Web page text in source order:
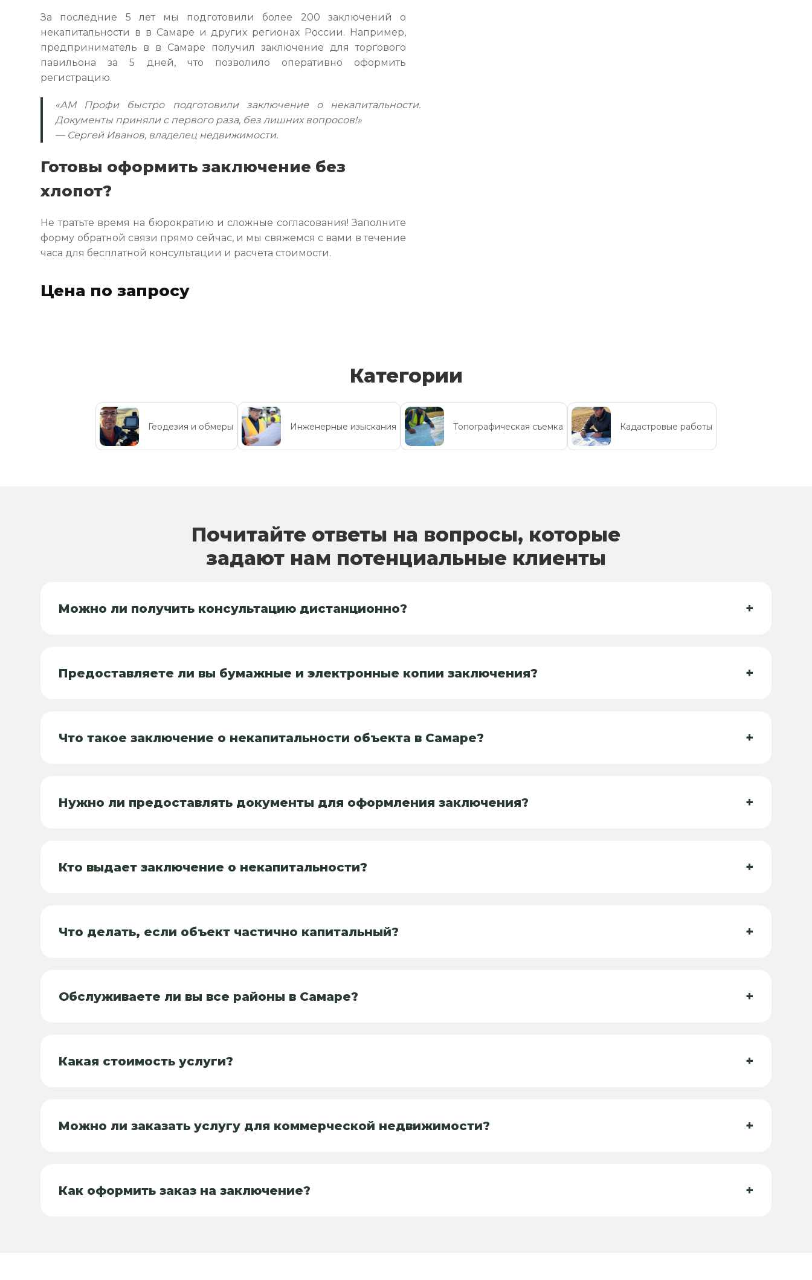
За последние 5 лет мы подготовили более 200 заключений о
некапитальности в в Самаре и других регионах России. Например,
предприниматель в в Самаре получил заключение для торгового
павильона за 5 дней, что позволило оперативно оформить
регистрацию.
«АМ Профи быстро подготовили заключение о некапитальности.
Документы приняли с первого раза, без лишних вопросов!»
— Сергей Иванов, владелец недвижимости.
Готовы оформить заключение без
хлопот?
Не тратьте время на бюрократию и сложные согласования! Заполните
форму обратной связи прямо сейчас, и мы свяжемся с вами в течение
часа для бесплатной консультации и расчета стоимости.
Цена по запросу
Категории
Геодезия и обмеры Инженерные изыскания Топографическая съемка Кадастровые работы
Почитайте ответы на вопросы, которые
задают нам потенциальные клиенты
Можно ли получить консультацию дистанционно? +
Предоставляете ли вы бумажные и электронные копии заключения? +
Что такое заключение о некапитальности объекта в Самаре? +
Нужно ли предоставлять документы для оформления заключения? +
Кто выдает заключение о некапитальности? +
Что делать, если объект частично капитальный? +
Обслуживаете ли вы все районы в Самаре? +
Какая стоимость услуги? +
Можно ли заказать услугу для коммерческой недвижимости? +
Как оформить заказ на заключение? +